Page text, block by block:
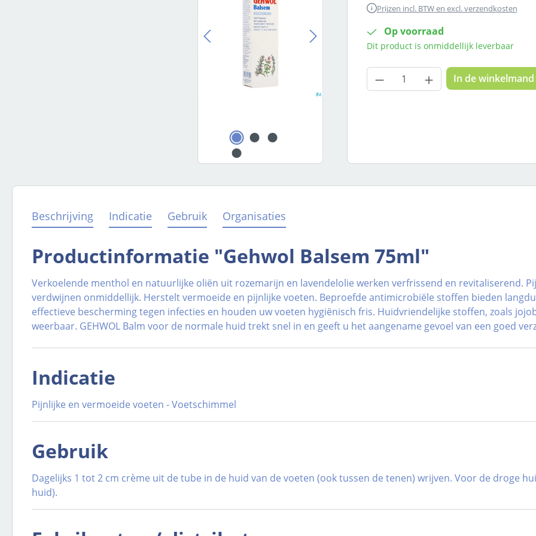
Prijzen incl. BTW en excl. verzendkosten
Op voorraad
Dit product is onmiddellijk leverbaar
Producthoeveelheid:
In de winkelmand
Beschrijving Indicatie Gebruik Organisaties
Productinformatie "Gehwol Balsem 75ml"
Verkoelende menthol en natuurlijke oliën uit rozemarijn en lavendelolie werken verfrissend en revitaliserend.
verdwijnen onmiddellijk. Herstelt vermoeide en pijnlijke voeten. Beproefde antimicrobiële stoffen bieden
effectieve bescherming tegen infecties en houden uw voeten hygiënisch fris. Huidvriendelijke stoffen, zoals
weerbaar. GEHWOL Balm voor de normale huid trekt snel in en geeft u het aangename gevoel van een goed
Indicatie
Pijnlijke en vermoeide voeten - Voetschimmel
Gebruik
Dagelijks 1 tot 2 cm crème uit de tube in de huid van de voeten (ook tussen de tenen) wrijven. Voor de droge
huid).